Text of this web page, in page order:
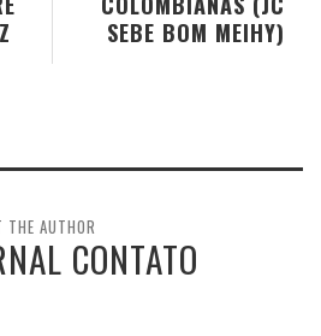
SEBE BOM MEIHY)
THE AUTHOR
CONTATO